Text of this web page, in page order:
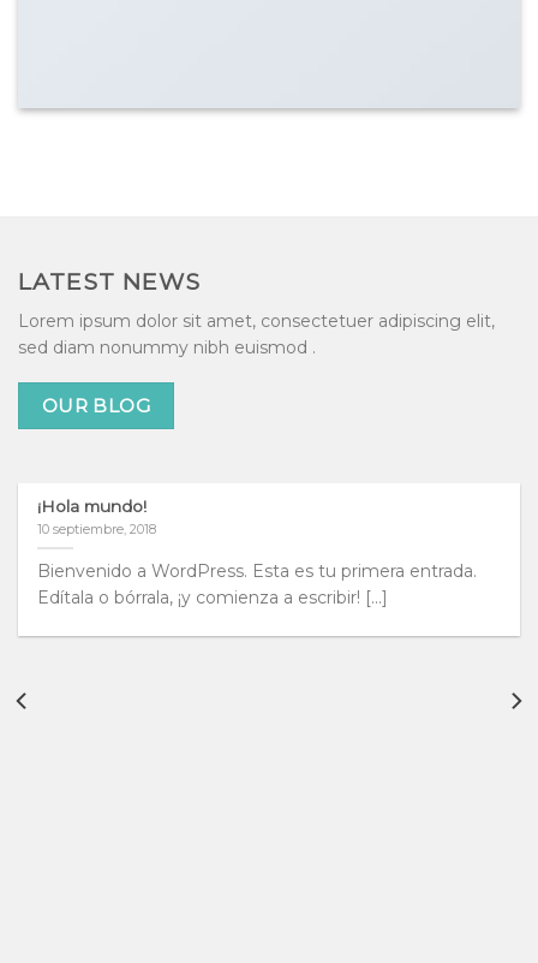
LATEST NEWS
Lorem ipsum dolor sit amet, consectetuer adipiscing elit,
sed diam nonummy nibh euismod .
OUR BLOG
¡Hola mundo!
10 septiembre, 2018
Bienvenido a WordPress. Esta es tu primera entrada.
Edítala o bórrala, ¡y comienza a escribir! [...]